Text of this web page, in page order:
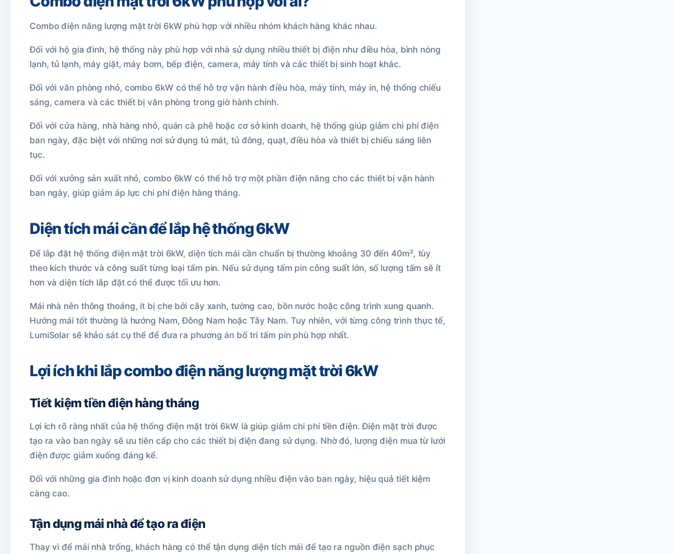
Combo điện năng lượng mặt trời 6kW phù hợp với nhiều nhóm khách hàng khác nhau.
Đối với hộ gia đình, hệ thống này phù hợp với nhà sử dụng nhiều thiết bị điện như điều hòa, bình nóng
lạnh, tủ lạnh, máy giặt, máy bơm, bếp điện, camera, máy tính và các thiết bị sinh hoạt khác.
Đối với văn phòng nhỏ, combo 6kW có thể hỗ trợ vận hành điều hòa, máy tính, máy in, hệ thống chiếu
sáng, camera và các thiết bị văn phòng trong giờ hành chính.
Đối với cửa hàng, nhà hàng nhỏ, quán cà phê hoặc cơ sở kinh doanh, hệ thống giúp giảm chi phí điện
ban ngày, đặc biệt với những nơi sử dụng tủ mát, tủ đông, quạt, điều hòa và thiết bị chiếu sáng liên
tục.
Đối với xưởng sản xuất nhỏ, combo 6kW có thể hỗ trợ một phần điện năng cho các thiết bị vận hành
ban ngày, giúp giảm áp lực chi phí điện hàng tháng.
Diện tích mái cần để lắp hệ thống 6kW
Để lắp đặt hệ thống điện mặt trời 6kW, diện tích mái cần chuẩn bị thường khoảng 30 đến 40m², tùy
theo kích thước và công suất từng loại tấm pin. Nếu sử dụng tấm pin công suất lớn, số lượng tấm sẽ ít
hơn và diện tích lắp đặt có thể được tối ưu hơn.
Mái nhà nên thông thoáng, ít bị che bởi cây xanh, tường cao, bồn nước hoặc công trình xung quanh.
Hướng mái tốt thường là hướng Nam, Đông Nam hoặc Tây Nam. Tuy nhiên, với từng công trình thực tế,
LumiSolar sẽ khảo sát cụ thể để đưa ra phương án bố trí tấm pin phù hợp nhất.
Lợi ích khi lắp combo điện năng lượng mặt trời 6kW
Tiết kiệm tiền điện hàng tháng
Lợi ích rõ ràng nhất của hệ thống điện mặt trời 6kW là giúp giảm chi phí tiền điện. Điện mặt trời được
tạo ra vào ban ngày sẽ ưu tiên cấp cho các thiết bị điện đang sử dụng. Nhờ đó, lượng điện mua từ lưới
điện được giảm xuống đáng kể.
Đối với những gia đình hoặc đơn vị kinh doanh sử dụng nhiều điện vào ban ngày, hiệu quả tiết kiệm
càng cao.
Tận dụng mái nhà để tạo ra điện
Thay vì để mái nhà trống, khách hàng có thể tận dụng diện tích mái để tạo ra nguồn điện sạch phục